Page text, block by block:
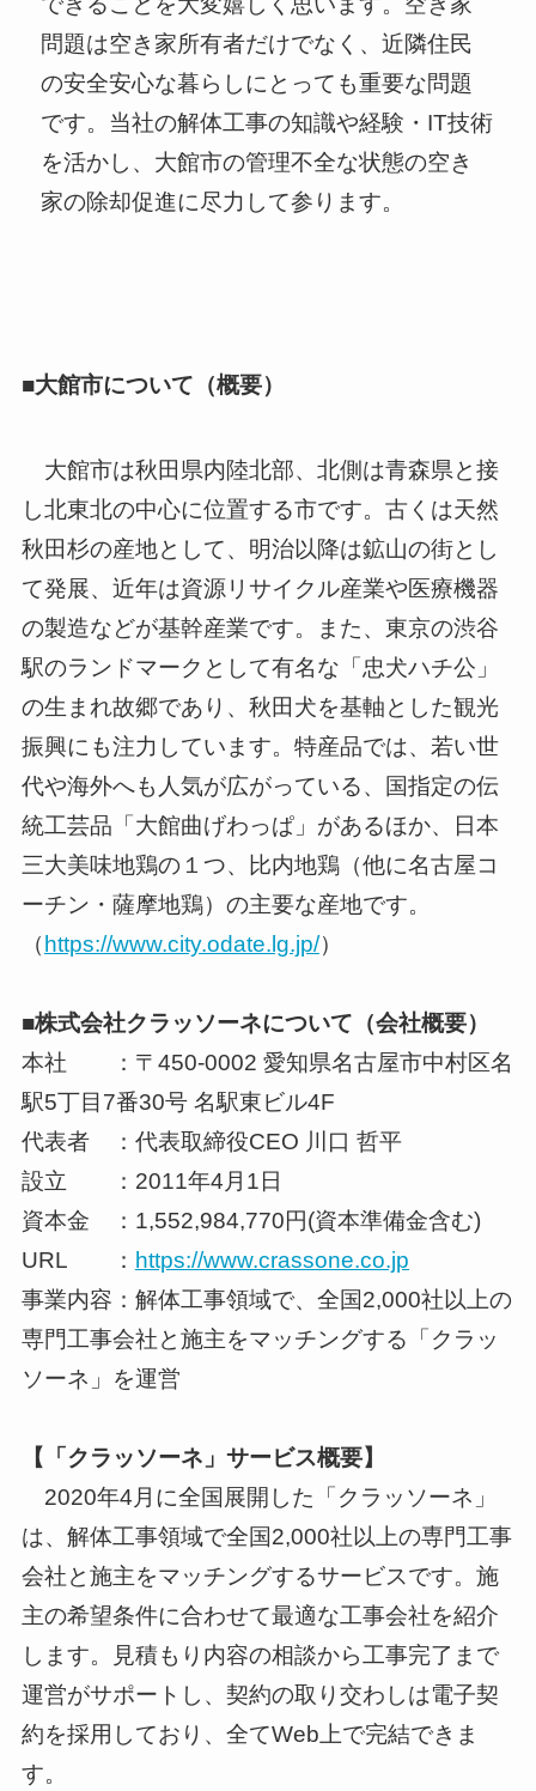
問題は空き家所有者だけでなく、近隣住民
の安全安心な暮らしにとっても重要な問題
です。当社の解体工事の知識や経験・IT技術
を活かし、大館市の管理不全な状態の空き
家の除却促進に尽力して参ります。
■大館市について（概要）
大館市は秋田県内陸北部、北側は青森県と接
し北東北の中心に位置する市です。古くは天然
秋田杉の産地として、明治以降は鉱山の街とし
て発展、近年は資源リサイクル産業や医療機器
の製造などが基幹産業です。また、東京の渋谷
駅のランドマークとして有名な「忠犬ハチ公」
の生まれ故郷であり、秋田犬を基軸とした観光
振興にも注力しています。特産品では、若い世
代や海外へも人気が広がっている、国指定の伝
統工芸品「大館曲げわっぱ」があるほか、日本
三大美味地鶏の１つ、比内地鶏（他に名古屋コ
ーチン・薩摩地鶏）の主要な産地です。
（https://www.city.odate.lg.jp/）
■株式会社クラッソーネについて（会社概要）
本社 ：〒450-0002 愛知県名古屋市中村区名
駅5丁目7番30号 名駅東ビル4F
代表者 ：代表取締役CEO 川口 哲平
設立 ：2011年4月1日
資本金 ：1,552,984,770円(資本準備金含む)
URL ： https://www.crassone.co.jp
事業内容：解体工事領域で、全国2,000社以上の
専門工事会社と施主をマッチングする「クラッ
ソーネ」を運営
【「クラッソーネ」サービス概要】
2020年4月に全国展開した「クラッソーネ」
は、解体工事領域で全国2,000社以上の専門工事
会社と施主をマッチングするサービスです。施
主の希望条件に合わせて最適な工事会社を紹介
します。見積もり内容の相談から工事完了まで
運営がサポートし、契約の取り交わしは電子契
約を採用しており、全てWeb上で完結できま
す。